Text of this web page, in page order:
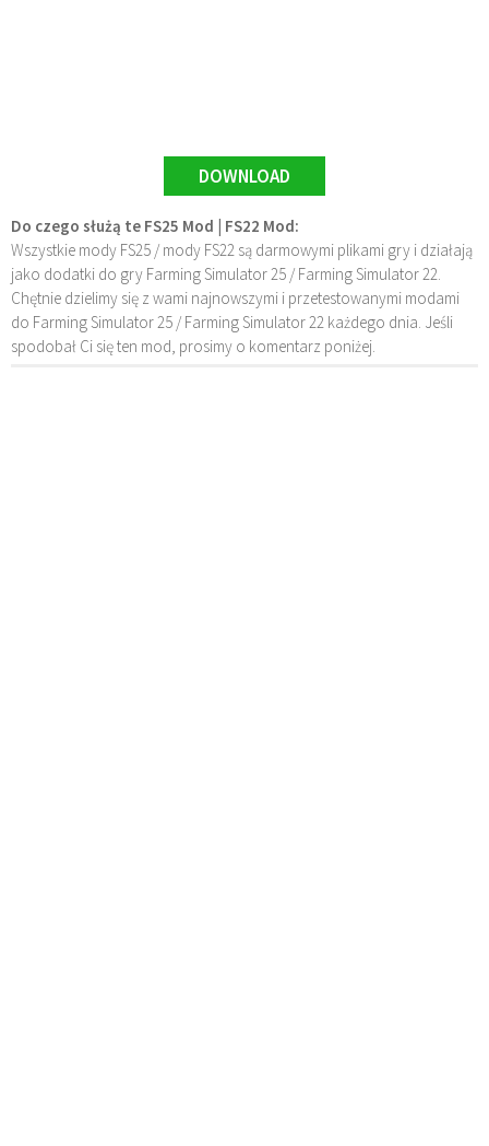
DOWNLOAD
Do czego służą te FS25 Mod | FS22 Mod:
Wszystkie mody FS25 / mody FS22 są darmowymi plikami gry i działają
jako dodatki do gry Farming Simulator 25 / Farming Simulator 22.
Chętnie dzielimy się z wami najnowszymi i przetestowanymi modami
do Farming Simulator 25 / Farming Simulator 22 każdego dnia. Jeśli
spodobał Ci się ten mod, prosimy o komentarz poniżej.